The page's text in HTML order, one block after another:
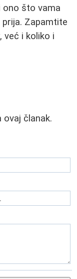
ono što vama
Zapamtite
već i koliko i
članak.